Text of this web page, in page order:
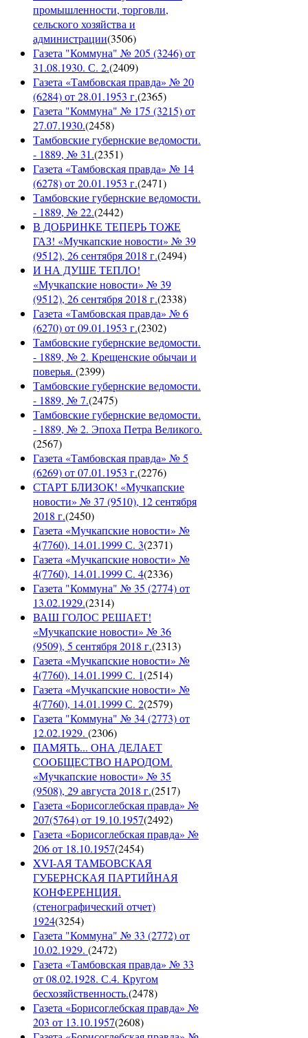
промышленности, торговли,
сельского хозяйства и
администрации(3506)
Газета "Коммуна" № 205 (3246) от
31.08.1930. С. 2.(2409)
Газета «Тамбовская правда» № 20
(6284) от 28.01.1953 г.(2365)
Газета "Коммуна" № 175 (3215) от
27.07.1930.(2458)
Тамбовские губернские ведомости.
- 1889, № 31.(2351)
Газета «Тамбовская правда» № 14
(6278) от 20.01.1953 г.(2471)
Тамбовские губернские ведомости.
- 1889, № 22.(2442)
В ДОБРИНКЕ ТЕПЕРЬ ТОЖЕ
ГАЗ! «Мучкапские новости» № 39
(9512), 26 сентября 2018 г.(2494)
И НА ДУШЕ ТЕПЛО!
«Мучкапские новости» № 39
(9512), 26 сентября 2018 г.(2338)
Газета «Тамбовская правда» № 6
(6270) от 09.01.1953 г.(2302)
Тамбовские губернские ведомости.
- 1889, № 2. Крещенские обычаи и
поверья. (2399)
Тамбовские губернские ведомости.
- 1889, № 7.(2475)
Тамбовские губернские ведомости.
- 1889, № 2. Эпоха Петра Великого.
(2567)
Газета «Тамбовская правда» № 5
(6269) от 07.01.1953 г.(2276)
СТАРТ БЛИЗОК! «Мучкапские
новости» № 37 (9510), 12 сентября
2018 г.(2450)
Газета «Мучкапские новости» №
4(7760), 14.01.1999 С. 3(2371)
Газета «Мучкапские новости» №
4(7760), 14.01.1999 С. 4(2336)
Газета "Коммуна" № 35 (2774) от
13.02.1929.(2314)
ВАШ ГОЛОС РЕШАЕТ!
«Мучкапские новости» № 36
(9509), 5 сентября 2018 г.(2313)
Газета «Мучкапские новости» №
4(7760), 14.01.1999 С. 1(2514)
Газета «Мучкапские новости» №
4(7760), 14.01.1999 С. 2(2579)
Газета "Коммуна" № 34 (2773) от
12.02.1929. (2306)
ПАМЯТЬ... ОНА ДЕЛАЕТ
СООБЩЕСТВО НАРОДОМ.
«Мучкапские новости» № 35
(9508), 29 августа 2018 г.(2517)
Газета «Борисоглебская правда» №
207(5764) от 19.10.1957(2492)
Газета «Борисоглебская правда» №
206 от 18.10.1957(2454)
XVI-АЯ ТАМБОВСКАЯ
ГУБЕРНСКАЯ ПАРТИЙНАЯ
КОНФЕРЕНЦИЯ.
(стенографический отчет)
1924(3254)
Газета "Коммуна" № 33 (2772) от
10.02.1929. (2472)
Газета «Тамбовская правда» № 33
от 08.02.1928. С.4. Кругом
бесхозяйственность.(2478)
Газета «Борисоглебская правда» №
203 от 13.10.1957(2608)